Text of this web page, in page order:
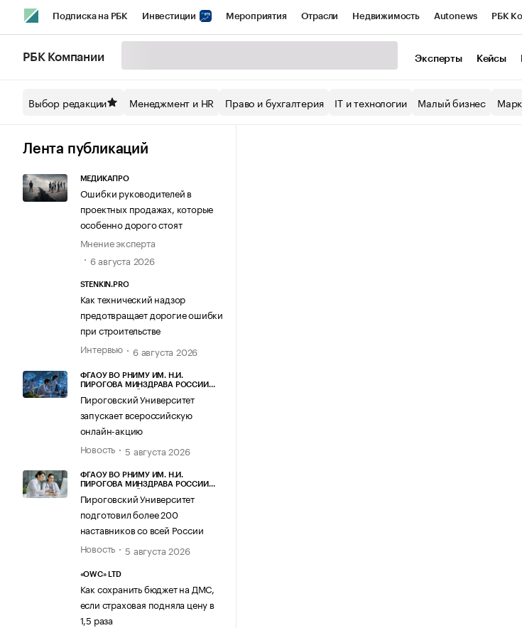
Подписка на РБК Инвестиции Мероприятия Отрасли Недвижимость Autonews РБК
Спецпроекты СПб Конференции СПб Спецпроекты
Технологии и медиа
РБК Компании Эксперты Кейсы
Выбор редакции Менеджмент и HR Право и бухгалтерия IT и технологии Малый бизнес
Лента публикаций
МЕДИКАПРО
Ошибки руководителей в
проектных продажах, которые
особенно дорого стоят
Мнение эксперта
6 августа 2026
STENKIN.PRO
Как технический надзор
предотвращает дорогие ошибки
при строительстве
Интервью
6 августа 2026
ФГАОУ ВО РНИМУ ИМ. Н.И.
ПИРОГОВА МИНЗДРАВА РОССИИ
Пироговский Университет
запускает всероссийскую
онлайн-акцию
Новость
5 августа 2026
ФГАОУ ВО РНИМУ ИМ. Н.И.
ПИРОГОВА МИНЗДРАВА РОССИИ
Пироговский Университет
подготовил более 200
наставников со всей России
Новость
5 августа 2026
«OWC» LTD
Как сохранить бюджет на ДМС,
если страховая подняла цену в
1,5 раза